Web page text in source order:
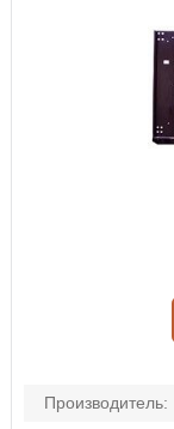
Производитель: